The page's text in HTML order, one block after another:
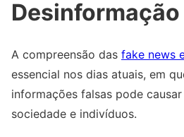
Desinformação
A compreensão das fake news
essencial nos dias atuais, em
informações falsas pode
sociedade e indivíduos.